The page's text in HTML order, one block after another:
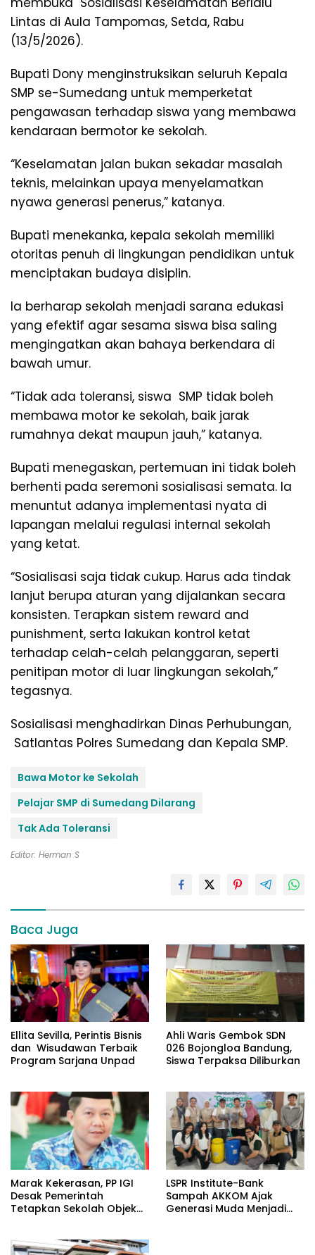
Lintas di Aula Tampomas, Setda, Rabu
(13/5/2026).
Bupati Dony menginstruksikan seluruh Kepala
SMP se-Sumedang untuk memperketat
pengawasan terhadap siswa yang membawa
kendaraan bermotor ke sekolah.
“Keselamatan jalan bukan sekadar masalah
teknis, melainkan upaya menyelamatkan
nyawa generasi penerus,” katanya.
Bupati menekanka, kepala sekolah memiliki
otoritas penuh di lingkungan pendidikan untuk
menciptakan budaya disiplin.
Ia berharap sekolah menjadi sarana edukasi
yang efektif agar sesama siswa bisa saling
mengingatkan akan bahaya berkendara di
bawah umur.
“Tidak ada toleransi, siswa SMP tidak boleh
membawa motor ke sekolah, baik jarak
rumahnya dekat maupun jauh,” katanya.
Bupati menegaskan, pertemuan ini tidak boleh
berhenti pada seremoni sosialisasi semata. Ia
menuntut adanya implementasi nyata di
lapangan melalui regulasi internal sekolah
yang ketat.
“Sosialisasi saja tidak cukup. Harus ada tindak
lanjut berupa aturan yang dijalankan secara
konsisten. Terapkan sistem reward and
punishment, serta lakukan kontrol ketat
terhadap celah-celah pelanggaran, seperti
penitipan motor di luar lingkungan sekolah,”
tegasnya.
Sosialisasi menghadirkan Dinas Perhubungan,
Satlantas Polres Sumedang dan Kepala SMP.
Bawa Motor ke Sekolah
Pelajar SMP di Sumedang Dilarang
Tak Ada Toleransi
Editor: Herman S
Baca Juga
Ellita Sevilla, Perintis Bisnis
dan Wisudawan Terbaik
Program Sarjana Unpad
Ahli Waris Gembok SDN
026 Bojongloa Bandung,
Siswa Terpaksa Diliburkan
​Marak Kekerasan, PP IGI
Desak Pemerintah
Tetapkan Sekolah Objek
LSPR Institute-Bank
Sampah AKKOM Ajak
Generasi Muda Menjadi